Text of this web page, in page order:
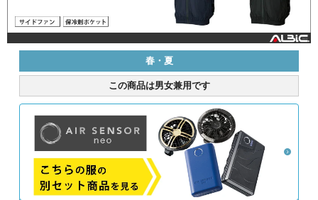
春・夏
この商品は男女兼用です